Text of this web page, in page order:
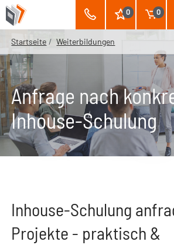
0 0
Startseite Weiterbildungen
Anfrage nach
Inhouse-Schulung
Inhouse-Schulung
Projekte - praktisch &